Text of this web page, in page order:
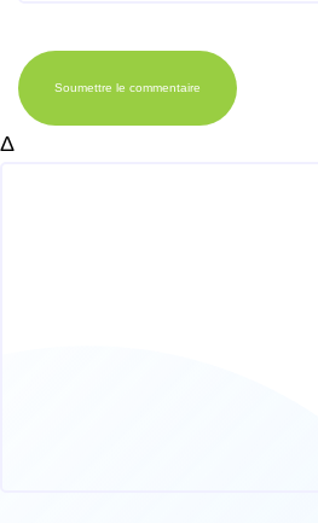
Soumettre le commentaire
Δ